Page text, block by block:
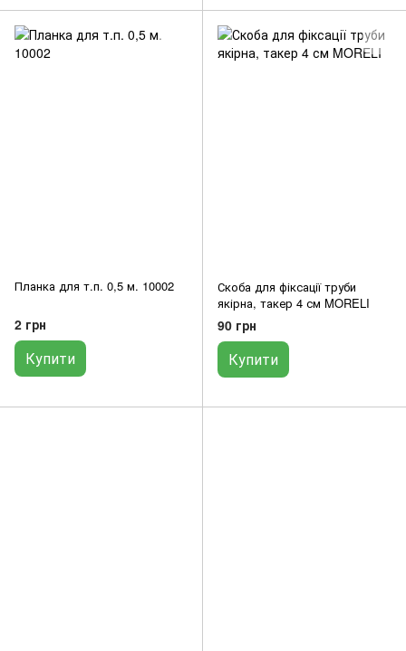
Планка для т.п. 0,5 м. 10002
2 грн
Купити
Скоба для фіксації труби
якірна, такер 4 см MORELI
90 грн
Купити